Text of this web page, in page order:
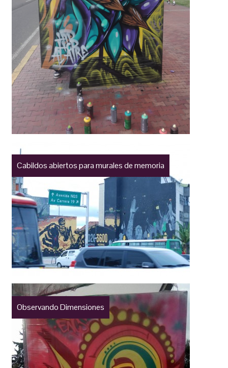
Cabildos abiertos para murales de memoria
Observando Dimensiones